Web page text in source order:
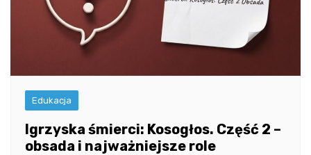
Edukacja
Igrzyska śmierci: Kosogłos. Część 2 –
obsada i najważniejsze role